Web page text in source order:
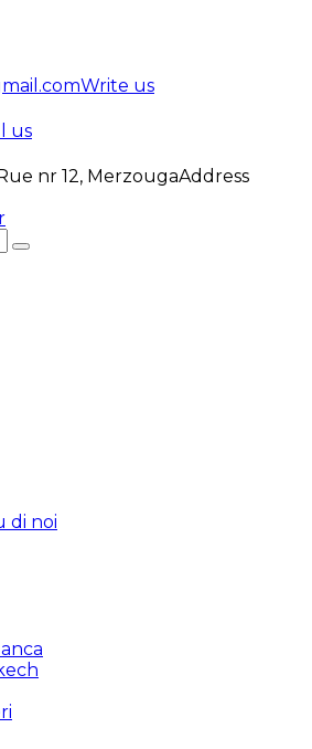
Write us
us
nr 12, MerzougaAddress
di noi